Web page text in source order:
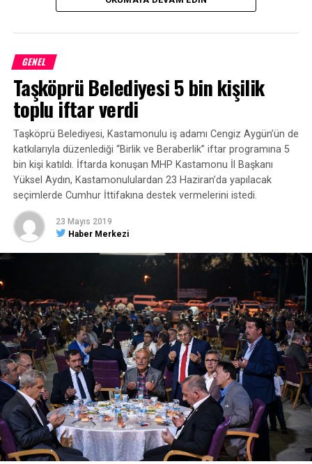
GENEL
Taşköprü Belediyesi 5 bin kişilik
toplu iftar verdi
Taşköprü Belediyesi, Kastamonulu iş adamı Cengiz Aygün’ün de
katkılarıyla düzenlediği “Birlik ve Beraberlik” iftar programına 5
bin kişi katıldı. İftarda konuşan MHP Kastamonu İl Başkanı
Yüksel Aydın, Kastamonululardan 23 Haziran’da yapılacak
seçimlerde Cumhur İttifakına destek vermelerini istedi.
23 Mayıs 2019
Haber Merkezi